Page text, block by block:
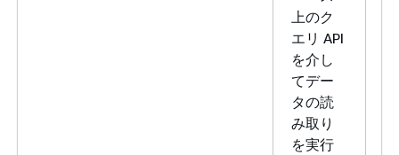
上のク
エリ API
を介し
てデー
タの読
み取り
を実行